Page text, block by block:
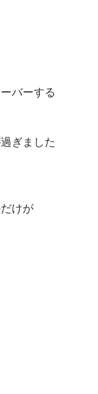
バーする
ぎました
けが